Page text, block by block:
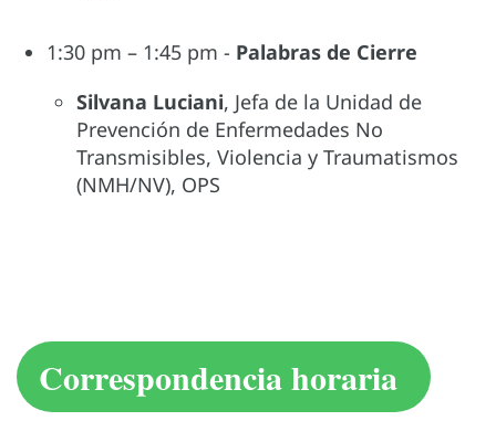
1:30 pm – 1:45 pm - Palabras de Cierre
Silvana Luciani, Jefa de la Unidad de
Prevención de Enfermedades No
Transmisibles, Violencia y Traumatismos
(NMH/NV), OPS
Correspondencia horaria